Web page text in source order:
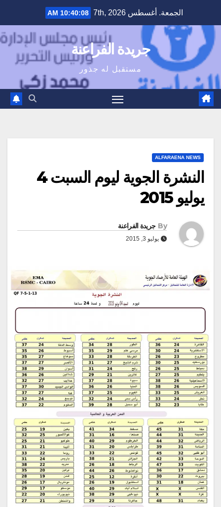
content
الجمعة. أغسطس 7th, 2026 10:40:09 AM
جريدة الفراعنة
مستقبل له جذور
ALFARAENA NEWS
النشرة الجوية ليوم السبت 4
يوليو 2015
By جريدة الفراعنة
يوليو 3, 2015